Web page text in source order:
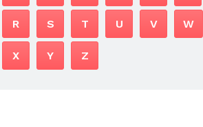
R S T U V W
X Y Z